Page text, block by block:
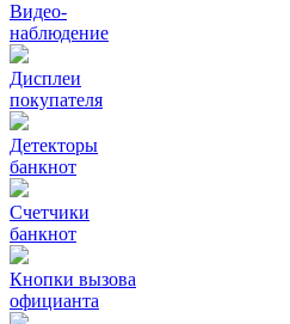
Видео‑
наблюдение
Дисплеи
покупателя
Детекторы
банкнот
Счетчики
банкнот
Кнопки вызова
официанта